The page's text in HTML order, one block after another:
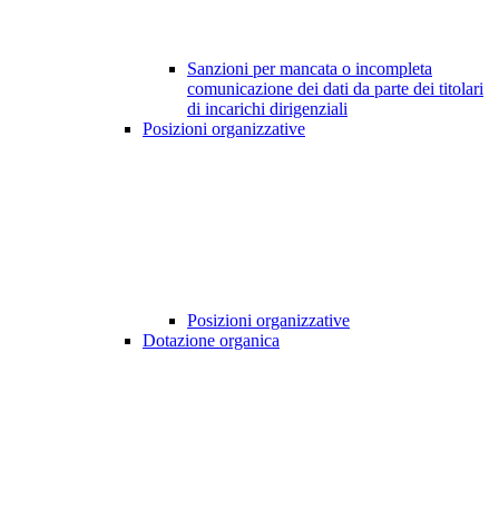
Sanzioni per mancata o incompleta
comunicazione dei dati da parte dei titolari
di incarichi dirigenziali
Posizioni organizzative
Posizioni organizzative
Dotazione organica